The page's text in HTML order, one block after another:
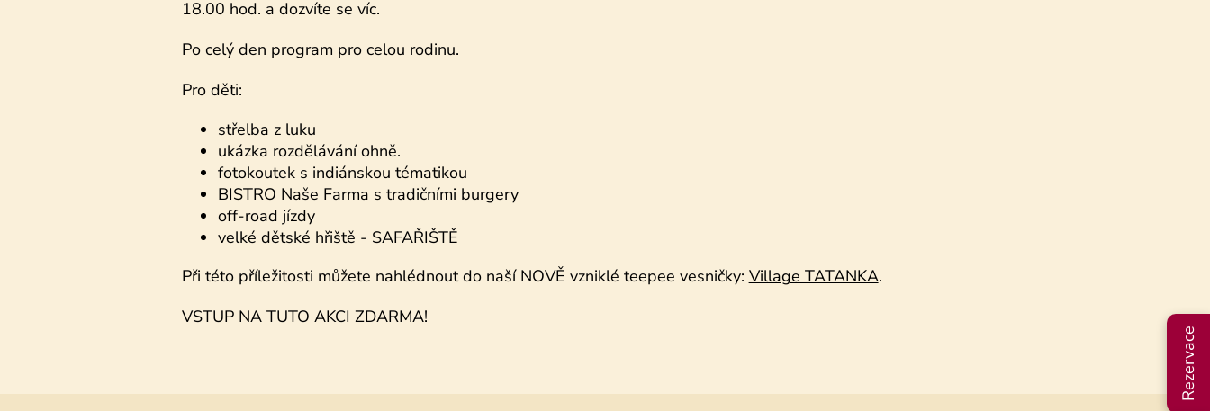
18.00 hod. a dozvíte se víc.
Po celý den program pro celou rodinu.
Pro děti:
střelba z luku
ukázka rozdělávání ohně.
fotokoutek s indiánskou tématikou
BISTRO Naše Farma s tradičními burgery
off-road jízdy
velké dětské hřiště - SAFAŘIŠTĚ
Při této příležitosti můžete nahlédnout do naší NOVĚ vzniklé teepee vesničky: Village TATANKA.
VSTUP NA TUTO AKCI ZDARMA!
Rezervace